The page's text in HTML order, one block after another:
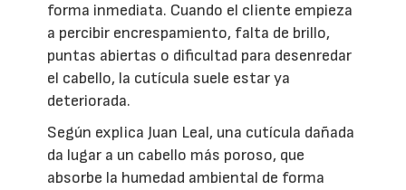
forma inmediata. Cuando el cliente empieza
a percibir encrespamiento, falta de brillo,
puntas abiertas o dificultad para desenredar
el cabello, la cutícula suele estar ya
deteriorada.
Según explica Juan Leal, una cutícula dañada
da lugar a un cabello más poroso, que
absorbe la humedad ambiental de forma